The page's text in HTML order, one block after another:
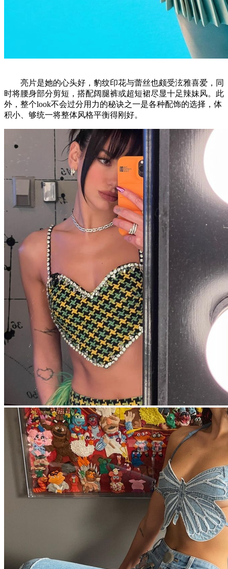
亮片是她的心头好，豹纹印花与蕾丝也颇受泫雅喜爱，同
时将腰身部分剪短，搭配阔腿裤或超短裙尽显十足辣妹风。此
外，整个look不会过分用力的秘诀之一是各种配饰的选择，体
积小、够统一将整体风格平衡得刚好。